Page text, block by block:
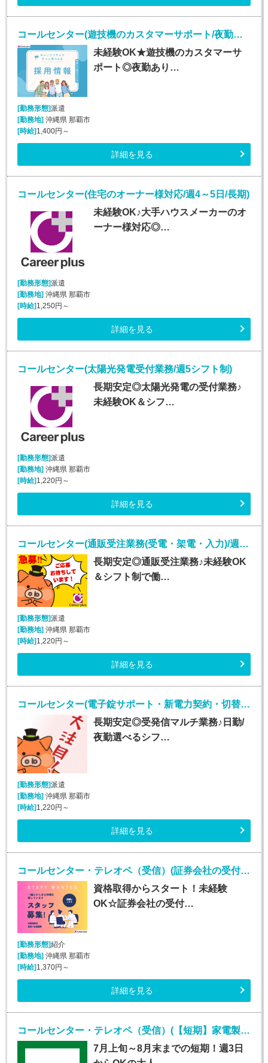
コールセンター(遊技機のカスタマーサポート/夜勤あり/長期)
未経験OK★遊技機のカスタマーサ
ポート◎夜勤あり…
[勤務形態]派遣
[勤務地] 沖縄県 那覇市
[時給] 1,400円～
詳細を見る
コールセンター(住宅のオーナー様対応/週4～5日/長期)
未経験OK♪大手ハウスメーカーのオ
ーナー様対応◎…
[勤務形態]派遣
[勤務地] 沖縄県 那覇市
[時給] 1,250円～
詳細を見る
コールセンター(太陽光発電受付業務/週5シフト制)
長期安定◎太陽光発電の受付業務♪
未経験OK＆シフ…
[勤務形態]派遣
[勤務地] 沖縄県 那覇市
[時給] 1,220円～
詳細を見る
コールセンター(通販受注業務(受電・架電・入力)/週5シフト制)
長期安定◎通販受注業務♪未経験OK
＆シフト制で働…
[勤務形態]派遣
[勤務地]沖縄県 那覇市
[時給]1,220円～
詳細を見る
コールセンター(電子錠サポート・新電力契約・切替事務業務/週5シフト制)
長期安定◎受発信マルチ業務♪日勤/
夜勤選べるシフ…
[勤務形態]派遣
[勤務地]沖縄県 那覇市
[時給]1,220円～
詳細を見る
コールセンター・テレオペ（受信）(証券会社の受付・事務スタッフ/6月9日入社)
資格取得からスタート！未経験
OK☆証券会社の受付…
[勤務形態]紹介
[勤務地] 沖縄県 那覇市
[時給] 1,370円～
詳細を見る
コールセンター・テレオペ（受信）(【短期】家電製品の訪問修理日程案内コールセンター受信)
7月上旬～8月末までの短期！週3日